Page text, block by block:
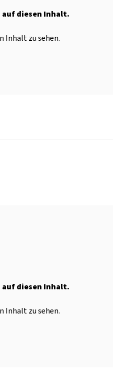
auf diesen Inhalt.
Inhalt zu sehen.
auf diesen Inhalt.
Inhalt zu sehen.